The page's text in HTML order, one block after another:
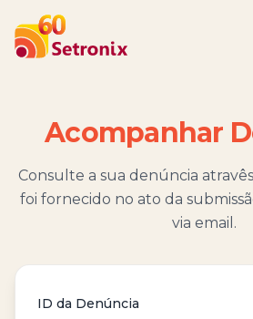
Acompanhar
Consulte a sua denúncia
foi fornecido no ato da
via email.
ID da Denúncia